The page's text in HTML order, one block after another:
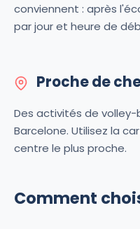
conviennent : après
par jour et heure de
Proche de
Des activités de
Barcelone. Utilisez la
centre le plus proche.
Comment